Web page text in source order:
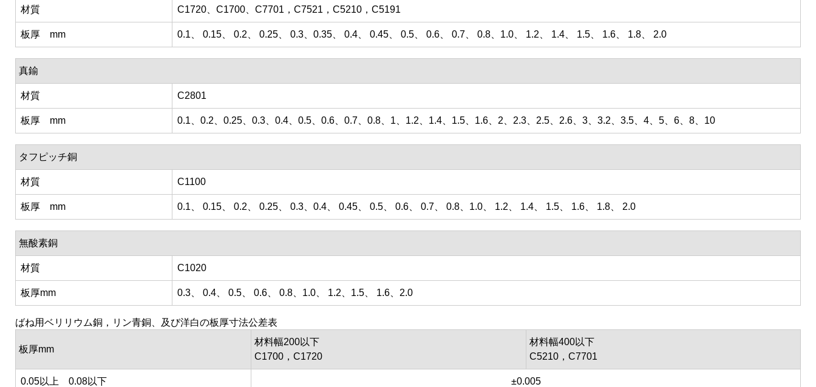
材質 C1720、C1700、C7701，C7521，C5210，C5191
板厚 mm 0.1、 0.15、 0.2、 0.25、 0.3、0.35、 0.4、 0.45、 0.5、 0.6、 0.7、 0.8、1.0、 1.2、 1.4、 1.5、 1.6、 1.8、 2.0
真鍮
材質 C2801
板厚 mm 0.1、0.2、0.25、0.3、0.4、0.5、0.6、0.7、0.8、1、1.2、1.4、1.5、1.6、2、2.3、2.5、2.6、3、3.2、3.5、4、5、6、8、10
タフピッチ銅
材質 C1100
板厚 mm 0.1、 0.15、 0.2、 0.25、 0.3、0.4、 0.45、 0.5、 0.6、 0.7、 0.8、1.0、 1.2、 1.4、 1.5、 1.6、 1.8、 2.0
無酸素銅
材質 C1020
板厚mm 0.3、 0.4、 0.5、 0.6、 0.8、1.0、 1.2、1.5、 1.6、2.0
ばね用ベリリウム銅，リン青銅、及び洋白の板厚寸法公差表
板厚mm
材料幅200以下
C1700，C1720
材料幅400以下
C5210，C7701
0.05以上 0.08以下 ±0.005